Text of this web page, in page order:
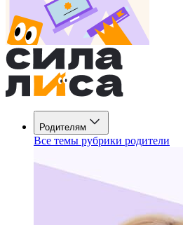
Родителям
Все темы рубрики родители